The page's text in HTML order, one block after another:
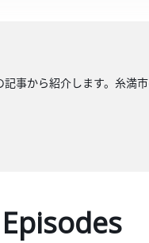
事から紹介します。糸満